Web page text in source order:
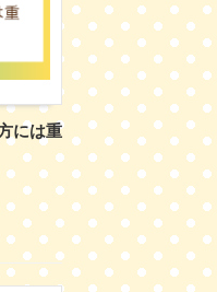
には重